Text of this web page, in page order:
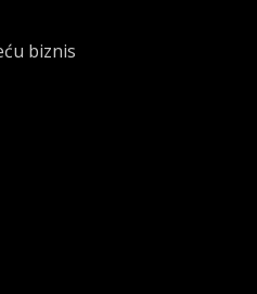
biznis